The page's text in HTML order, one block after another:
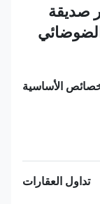
الأساسية
العقارات